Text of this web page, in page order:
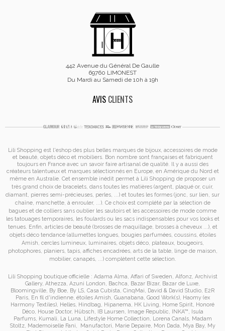
442 Avenue du Général De Gaulle
69760 LIMONEST
Du Mardi au Samedi de 10h à 19h
AVIS CLIENTS
Lili Shopping est l'eshop des plus belles marques de bijoux, accessoires de mode
et beauté, objets déco et mobiliers. Bon nombre sont françaises et fabriquent
toujours en France avec un savoir faire artisanal de qualité. Il y a aussi des
créateurs talentueux et marques sélectionnés en Europe, en Amérique du Nord et
même en Australie. Cet ensemble inédit permet à Lili Shopping de proposer un
très grand choix de bracelets , dans toutes les matières (argent, plaqué or, cuir,
diamant, pierres semi-précieuses, perles, ...) et toutes les formes (jonc, sur lien, sur
chaîne, manchette, à enrouler, ...). Ce choix est complété par la sélection de
bagues et de colliers sans oublier les sautoirs et les accessoires de mode comme
les tatouages temporaires, les foulards ou les sacs indispensables pour vos looks et
tenues. Enfin, articles de beauté (brosses de maquillage, brosses à cheveux ...), et
objets déco tendance (allumettes longues, bougies parfumées, coussins, étoiles
Amish , cercles lumineux, luminaires, objets déco, plateaux, bougeoirs,
photophores, planiers, tapis, affiches encadrées, arts de la table, linge de maison,
mobilier, canapés, ...) complètent cette sélection.
Lili Shopping boutique officielle : Adama Alma Affari of Sweden Alfonz, Archivist
Gallery, Athezza Azuni London Bachca Bazar Bizar, Bazar de Luxe
Bloomingville By Boe By LS Casa Cubista CinqMai David & David Studio E2R
Paris, En fil d'indienne, étoiles Amish Guanabana Good Work(s), Haomy (ex
Harmony Textiles), Helles Hindbag Hipanema HK Living Home Spirit
Honoré
Déco, House Doctor, Hübsch IB Laursen Image Republic INKA™
Isula
Parfums, Kumali La Luna Lifestyle Home Collection Lorena Canals, Madam
Stoltz, Mademoiselle Fani Manufactori Marie Depaire, Mon Dada Mya Bay, My